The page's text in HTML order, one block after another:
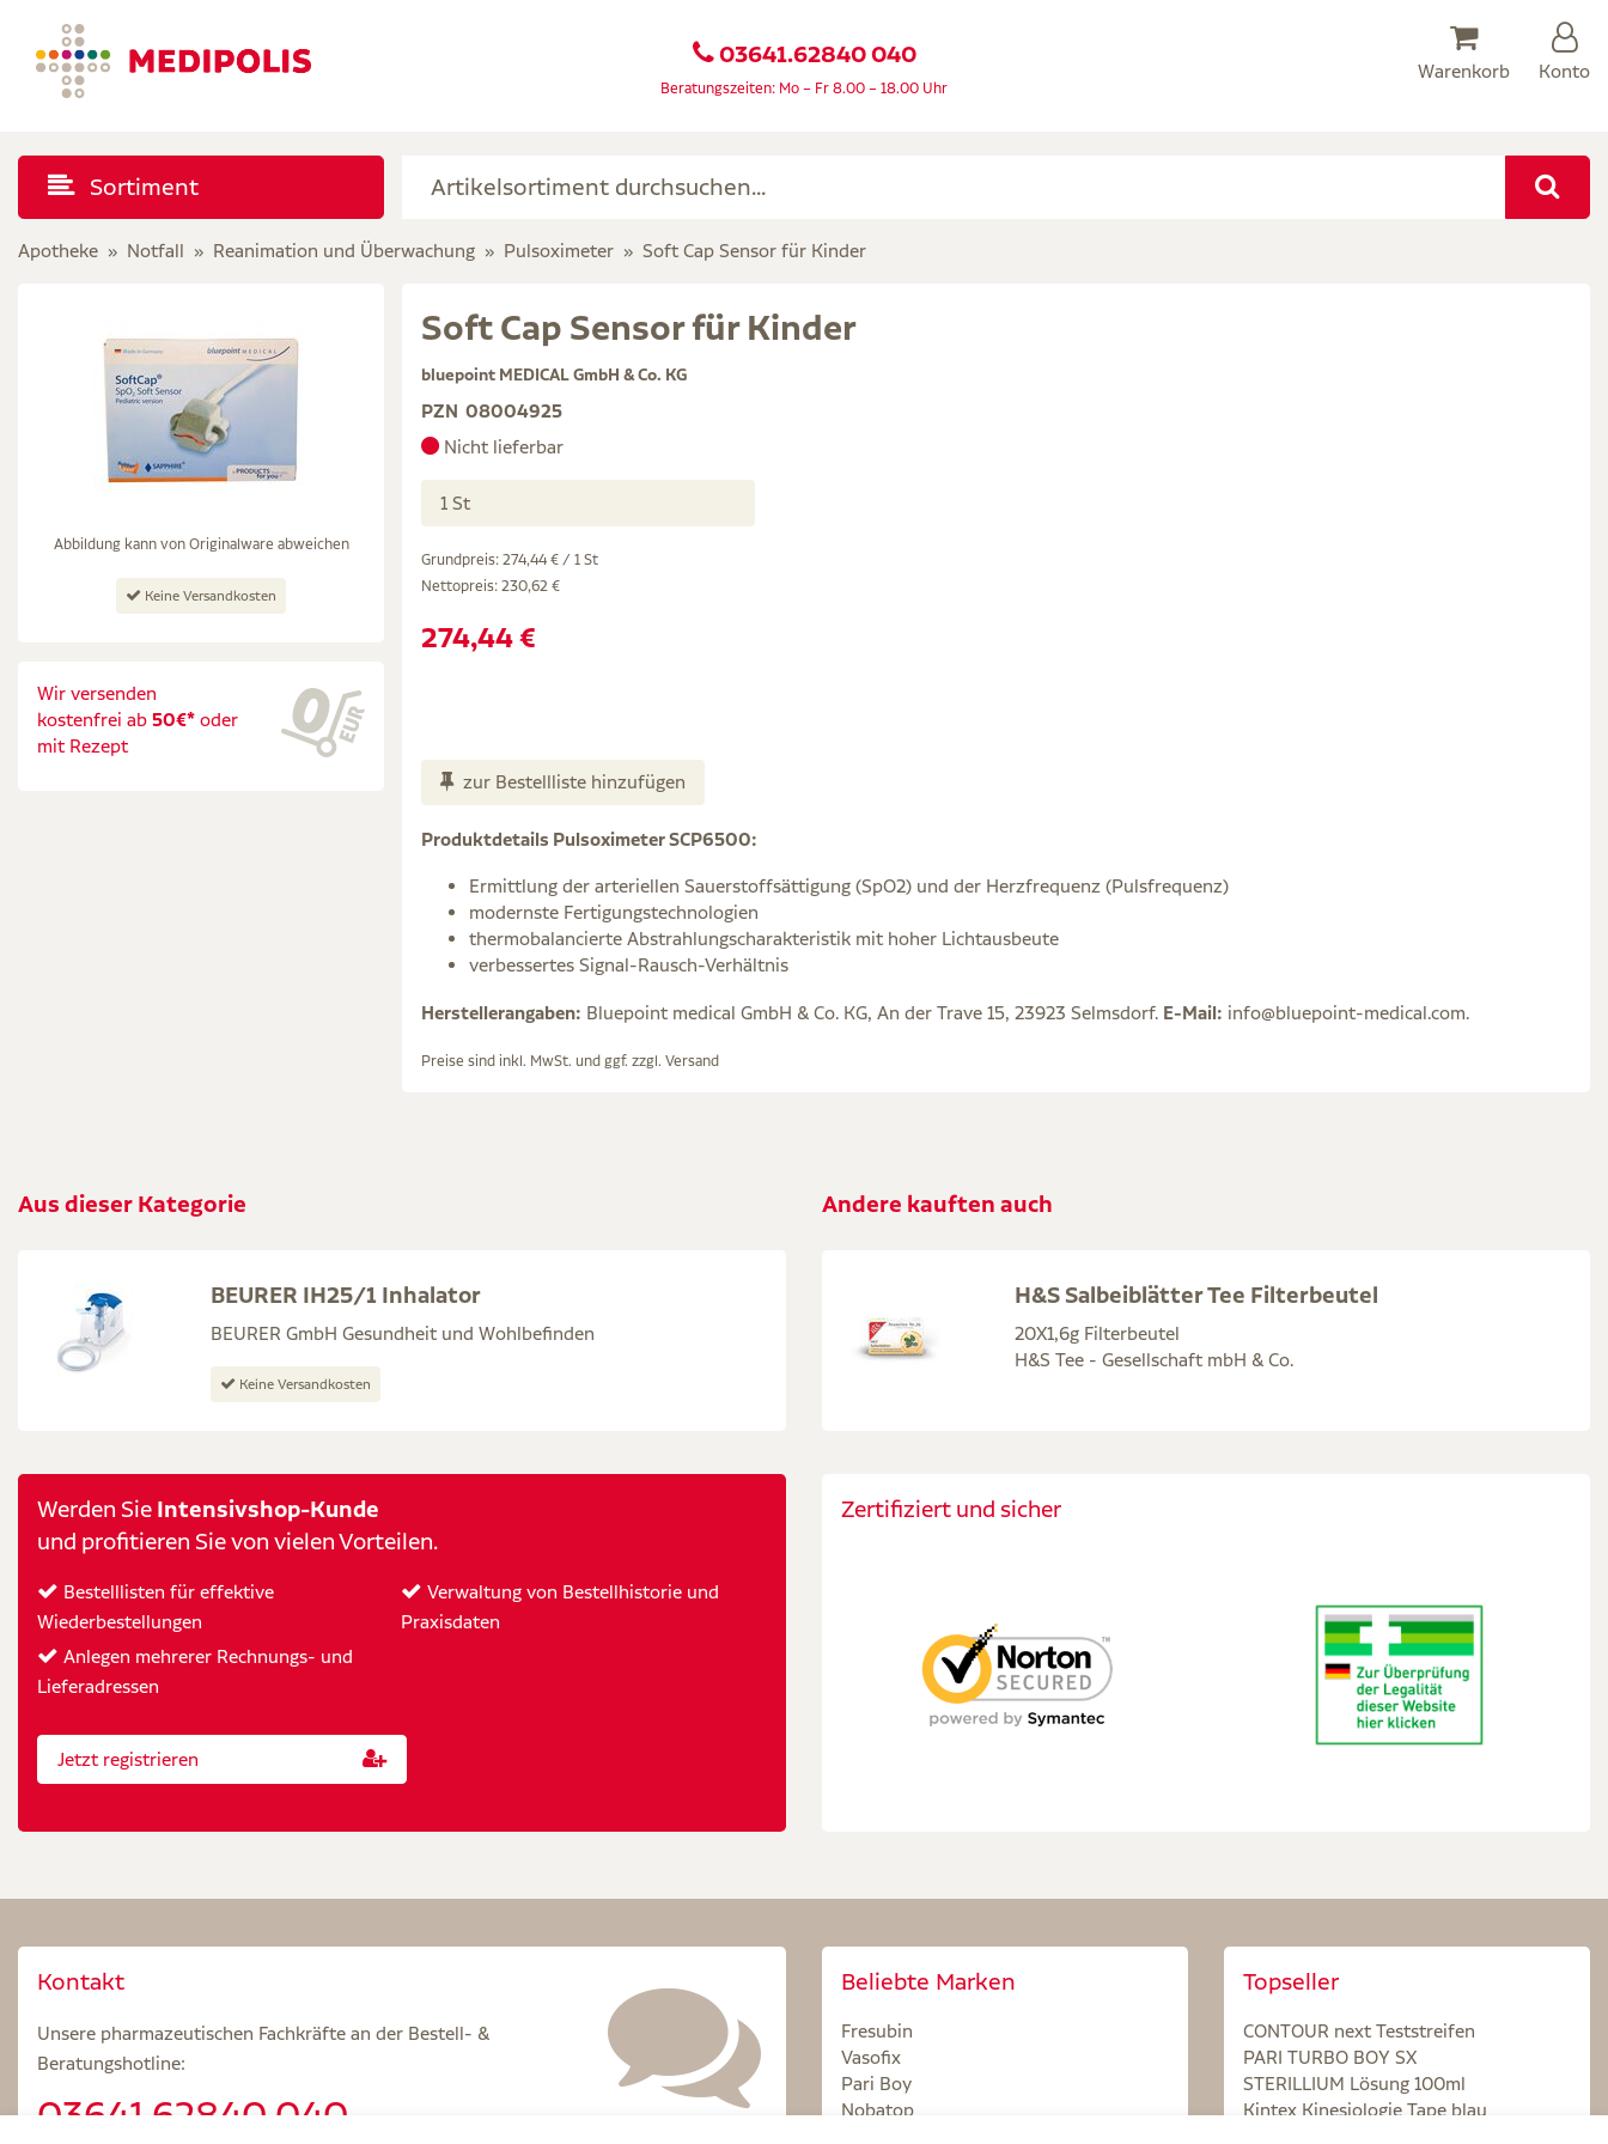
03641.62840 040
Beratungszeiten: Mo – Fr 8.00 – 18.00 Uhr
Warenkorb Konto
Sortiment
Apotheke Notfall Reanimation und Überwachung Pulsoximeter Soft Cap Sensor für Kinder
Abbildung kann von Originalware abweichen
Keine Versandkosten
Wir versenden
kostenfrei ab 50€* oder
mit Rezept
Soft Cap Sensor für Kinder
bluepoint MEDICAL GmbH & Co. KG
PZN 08004925
Nicht lieferbar
1 St
Grundpreis: 274,44 € / 1 St
Nettopreis: 230,62 €
274,44 €
zur Bestellliste hinzufügen
Produktdetails Pulsoximeter SCP6500:
Ermittlung der arteriellen Sauerstoffsättigung (SpO2) und der Herzfrequenz (Pulsfrequenz)
modernste Fertigungstechnologien
thermobalancierte Abstrahlungscharakteristik mit hoher Lichtausbeute
verbessertes Signal-Rausch-Verhältnis
Herstellerangaben: Bluepoint medical GmbH & Co. KG, An der Trave 15, 23923 Selmsdorf. E-Mail: info@bluepoint-medical.com.
Preise sind inkl. MwSt. und ggf. zzgl. Versand
Aus dieser Kategorie
BEURER IH25/1 Inhalator
BEURER GmbH Gesundheit und Wohlbefinden
Keine Versandkosten
Andere kauften auch
H&S Salbeiblätter Tee Filterbeutel
20X1,6g Filterbeutel
H&S Tee - Gesellschaft mbH & Co.
Werden Sie Intensivshop-Kunde
und profitieren Sie von vielen Vorteilen.
Bestelllisten für effektive
Wiederbestellungen
Anlegen mehrerer Rechnungs- und
Lieferadressen
Verwaltung von Bestellhistorie und
Praxisdaten
Jetzt registrieren
Zertifiziert und sicher
Kontakt
Unsere pharmazeutischen Fachkräfte an der Bestell- &
Beratungshotline:
03641.62840 040
Beliebte Marken
Fresubin
Vasofix
Pari Boy
Nobatop
Topseller
CONTOUR next Teststreifen
PARI TURBO BOY SX
STERILLIUM Lösung 100ml
Kintex Kinesiologie Tape blau